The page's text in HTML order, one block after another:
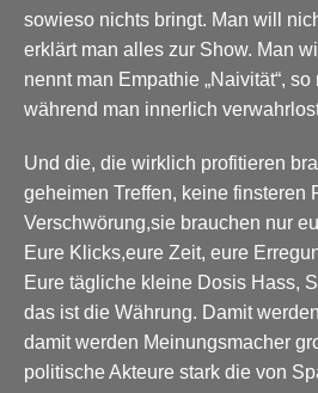
sowieso nichts bringt. Man will
erklärt man alles zur Show. Man
nennt man Empathie „Naivität“,
während man innerlich
Und die, die wirklich profitieren
geheimen Treffen, keine finsteren
Verschwörung,sie brauchen nur
Eure Klicks,eure Zeit, eure
Eure tägliche kleine Dosis Hass,
das ist die Währung. Damit
damit werden Meinungsmacher
politische Akteure stark die von